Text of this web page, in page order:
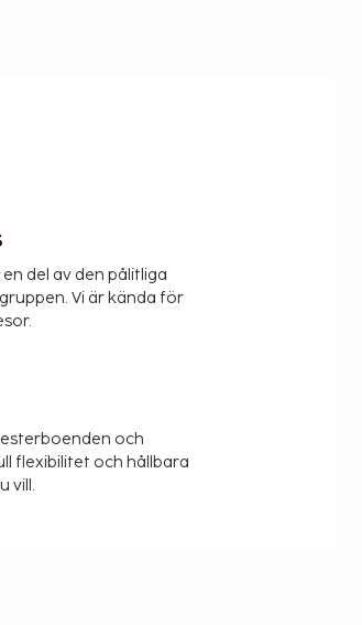
del av den pålitliga
Vi är kända för
och
flexibilitet och hållbara
vill.